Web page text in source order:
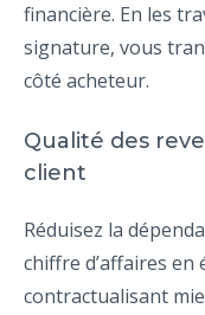
financière. En les
signature, vous
côté acheteur.
Qualité des
client
Réduisez la
chiffre d’affaires
contractualisant